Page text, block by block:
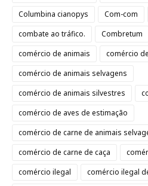
Columbina cianopys
Com-com
combate ao tráfico.
Combretum
comércio de animais
comércio
comércio de animais selvagens
comércio de animais silvestres
comércio de aves de estimação
comércio de carne de animais
comércio de carne de caça
comércio ilegal
comércio ilegal